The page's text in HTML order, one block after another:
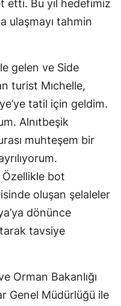
etti. Bu yıl hedefimiz
ulaşmayı tahmin
gelen ve Side
turist Mıchelle,
tatil için geldim.
Alnıtbeşik
muhteşem bir
bot
oluşan şelaleler
dönünce
tavsiye
Orman Bakanlığı
Genel Müdürlüğü ile